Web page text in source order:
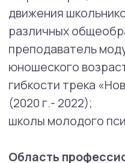
психологические
в Институте
и социологии
федерального
(2008−2020 гг.);
ведущий обучающих
методических
буллингу (в программе
г. Красноярск, 2012 г.;